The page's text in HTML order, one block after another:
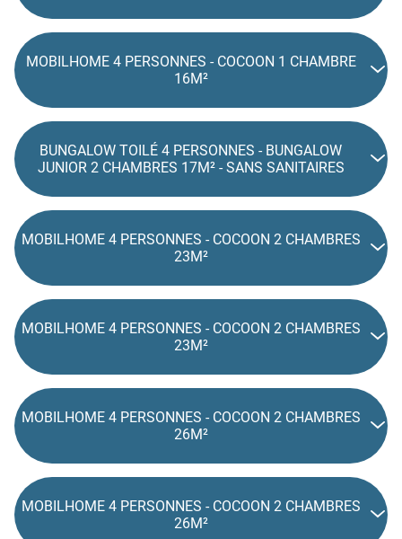
MOBILHOME 4 PERSONNES - COCOON 1 CHAMBRE
16M²
BUNGALOW TOILÉ 4 PERSONNES - BUNGALOW
JUNIOR 2 CHAMBRES 17M² - SANS SANITAIRES
MOBILHOME 4 PERSONNES - COCOON 2 CHAMBRES
23M²
MOBILHOME 4 PERSONNES - COCOON 2 CHAMBRES
23M²
MOBILHOME 4 PERSONNES - COCOON 2 CHAMBRES
26M²
MOBILHOME 4 PERSONNES - COCOON 2 CHAMBRES
26M²